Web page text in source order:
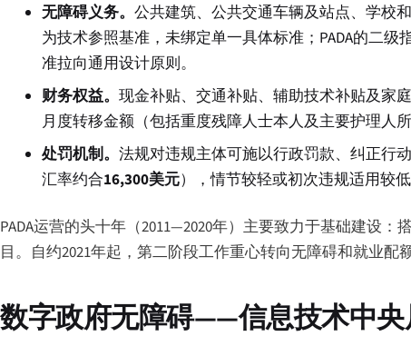
无障碍义务。公共建筑、公共交通车辆及站点、学校
为技术参照基准，未绑定单一具体标准；PADA的二级
准拉向通用设计原则。
财务权益。现金补贴、交通补贴、辅助技术补贴及家
月度转移金额（包括重度残障人士本人及主要护理人
处罚机制。法规对违规主体可施以行政罚款、纠正行
汇率约合16,300美元），情节较轻或初次违规适用较
PADA运营的头十年（2011—2020年）主要致力于基础建设
目。自约2021年起，第二阶段工作重心转向无障碍和就业配
数字政府无障碍——信息技术中